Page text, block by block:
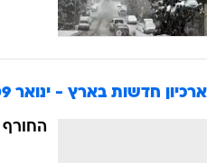
ארכיון חדשות בארץ - ינואר 2009
החורף